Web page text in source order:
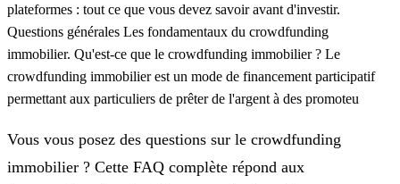
plateformes : tout ce que vous devez savoir avant d'investir.
Questions générales Les fondamentaux du crowdfunding
immobilier. Qu'est-ce que le crowdfunding immobilier ? Le
crowdfunding immobilier est un mode de financement participatif
permettant aux particuliers de prêter de l'argent à des promoteu
Vous vous posez des questions sur le crowdfunding
immobilier ? Cette FAQ complète répond aux